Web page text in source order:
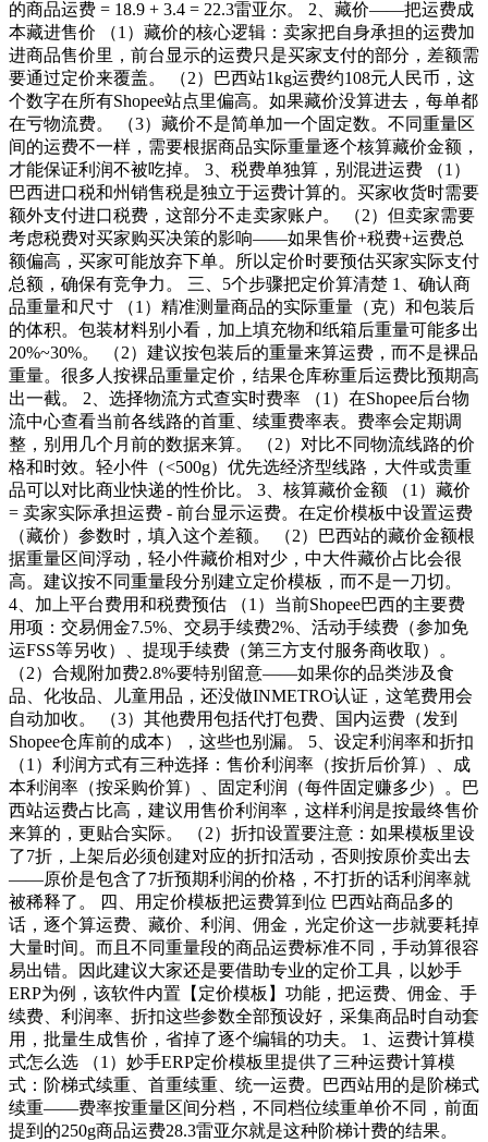
的商品运费 = 18.9 + 3.4 = 22.3雷亚尔。 2、藏价——把运费成
本藏进售价 （1）藏价的核心逻辑：卖家把自身承担的运费加
进商品售价里，前台显示的运费只是买家支付的部分，差额需
要通过定价来覆盖。 （2）巴西站1kg运费约108元人民币，这
个数字在所有Shopee站点里偏高。如果藏价没算进去，每单都
在亏物流费。 （3）藏价不是简单加一个固定数。不同重量区
间的运费不一样，需要根据商品实际重量逐个核算藏价金额，
才能保证利润不被吃掉。 3、税费单独算，别混进运费 （1）
巴西进口税和州销售税是独立于运费计算的。买家收货时需要
额外支付进口税费，这部分不走卖家账户。 （2）但卖家需要
考虑税费对买家购买决策的影响——如果售价+税费+运费总
额偏高，买家可能放弃下单。所以定价时要预估买家实际支付
总额，确保有竞争力。 三、5个步骤把定价算清楚 1、确认商
品重量和尺寸 （1）精准测量商品的实际重量（克）和包装后
的体积。包装材料别小看，加上填充物和纸箱后重量可能多出
20%~30%。 （2）建议按包装后的重量来算运费，而不是裸品
重量。很多人按裸品重量定价，结果仓库称重后运费比预期高
出一截。 2、选择物流方式查实时费率 （1）在Shopee后台物
流中心查看当前各线路的首重、续重费率表。费率会定期调
整，别用几个月前的数据来算。 （2）对比不同物流线路的价
格和时效。轻小件（<500g）优先选经济型线路，大件或贵重
品可以对比商业快递的性价比。 3、核算藏价金额 （1）藏价
= 卖家实际承担运费 - 前台显示运费。在定价模板中设置运费
（藏价）参数时，填入这个差额。 （2）巴西站的藏价金额根
据重量区间浮动，轻小件藏价相对少，中大件藏价占比会很
高。建议按不同重量段分别建立定价模板，而不是一刀切。
4、加上平台费用和税费预估 （1）当前Shopee巴西的主要费
用项：交易佣金7.5%、交易手续费2%、活动手续费（参加免
运FSS等另收）、提现手续费（第三方支付服务商收取）。
（2）合规附加费2.8%要特别留意——如果你的品类涉及食
品、化妆品、儿童用品，还没做INMETRO认证，这笔费用会
自动加收。 （3）其他费用包括代打包费、国内运费（发到
Shopee仓库前的成本），这些也别漏。 5、设定利润率和折扣
（1）利润方式有三种选择：售价利润率（按折后价算）、成
本利润率（按采购价算）、固定利润（每件固定赚多少）。巴
西站运费占比高，建议用售价利润率，这样利润是按最终售价
来算的，更贴合实际。 （2）折扣设置要注意：如果模板里设
了7折，上架后必须创建对应的折扣活动，否则按原价卖出去
——原价是包含了7折预期利润的价格，不打折的话利润率就
被稀释了。 四、用定价模板把运费算到位 巴西站商品多的
话，逐个算运费、藏价、利润、佣金，光定价这一步就要耗掉
大量时间。而且不同重量段的商品运费标准不同，手动算很容
易出错。因此建议大家还是要借助专业的定价工具，以妙手
ERP为例，该软件内置【定价模板】功能，把运费、佣金、手
续费、利润率、折扣这些参数全部预设好，采集商品时自动套
用，批量生成售价，省掉了逐个编辑的功夫。 1、运费计算模
式怎么选 （1）妙手ERP定价模板里提供了三种运费计算模
式：阶梯式续重、首重续重、统一运费。巴西站用的是阶梯式
续重——费率按重量区间分档，不同档位续重单价不同，前面
提到的250g商品运费28.3雷亚尔就是这种阶梯计费的结果。